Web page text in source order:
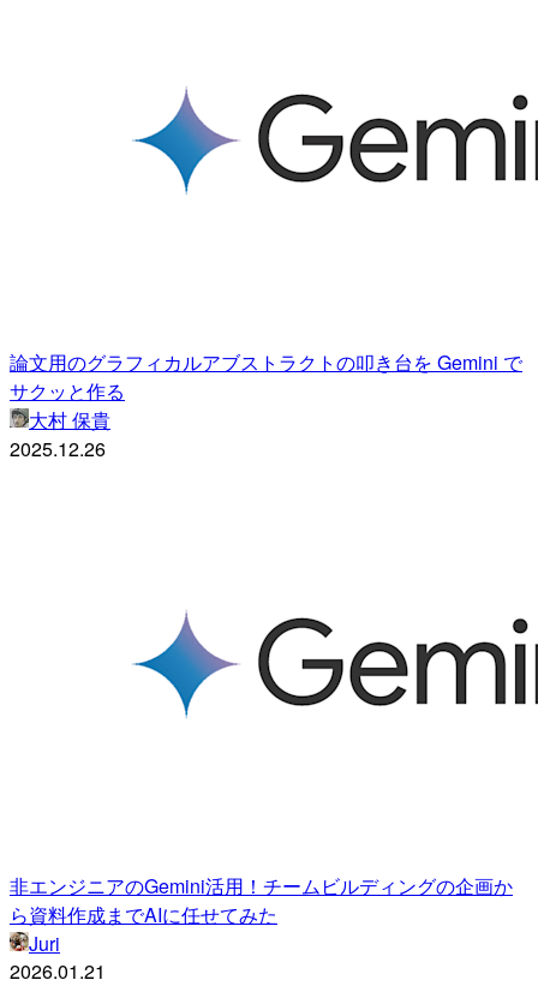
論文用のグラフィカルアブストラクトの叩き台を Gemini で
サクッと作る
大村 保貴
2025.12.26
非エンジニアのGemini活用！チームビルディングの企画か
ら資料作成までAIに任せてみた
Juri
2026.01.21